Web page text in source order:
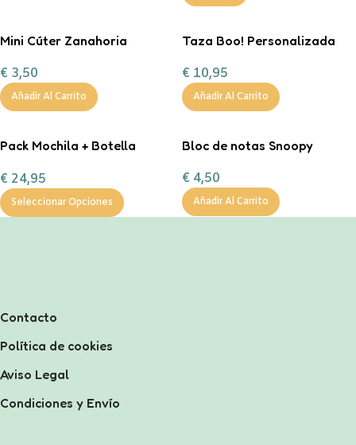
Mini Cúter Zanahoria
€ 3,50
Añadir Al Carrito
Taza Boo! Personalizada
€ 10,95
Añadir Al Carrito
Pack Mochila + Botella
€ 24,95
Seleccionar Opciones
Bloc de notas Snoopy
€ 4,50
Añadir Al Carrito
Contacto
Política de cookies
Aviso Legal
Condiciones y Envío